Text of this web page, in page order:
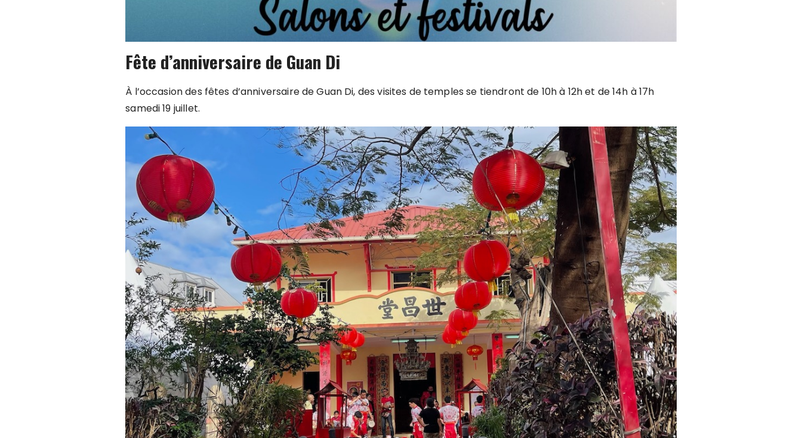
Fête d’anniversaire de Guan Di
À l’occasion des fêtes d’anniversaire de Guan Di, des visites de temples se tiendront de 10h à 12h et de 14h à 17h
samedi 19 juillet.